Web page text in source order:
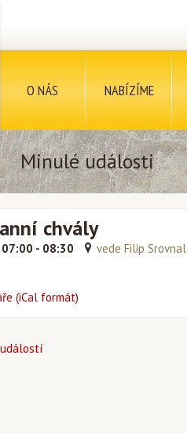
O NÁS NABÍZÍME
Minulé události
chvály
07:00 - 08:30 vede Filip Srovnal
(iCal formát)